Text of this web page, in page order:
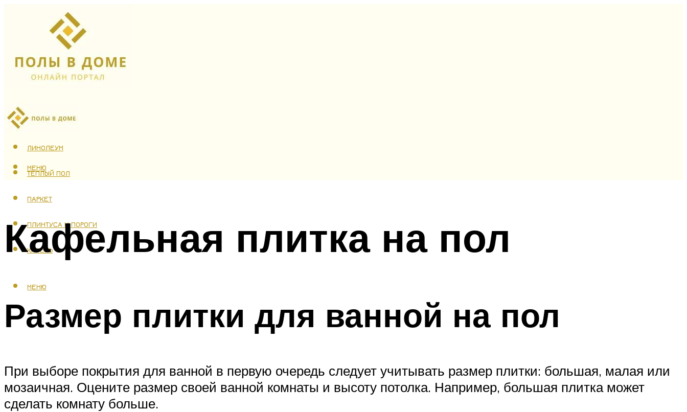
ЛАМИНАТ
ЛИНОЛЕУМ
ТЕПЛЫЙ ПОЛ
ПАРКЕТ
ПЛИНТУСА И ПОРОГИ
КАФЕЛЬ
МЕНЮ
МЕНЮ
Кафельная плитка на пол
Размер плитки для ванной на пол
При выборе покрытия для ванной в первую очередь следует учитывать размер плитки: большая, малая или
мозаичная. Оцените размер своей ванной комнаты и высоту потолка. Например, большая плитка может
сделать комнату больше.